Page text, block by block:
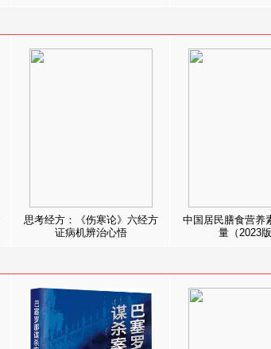
思考经方：《伤寒论》六经方
证病机辨治心悟
中国居民膳食营养
量（2023版